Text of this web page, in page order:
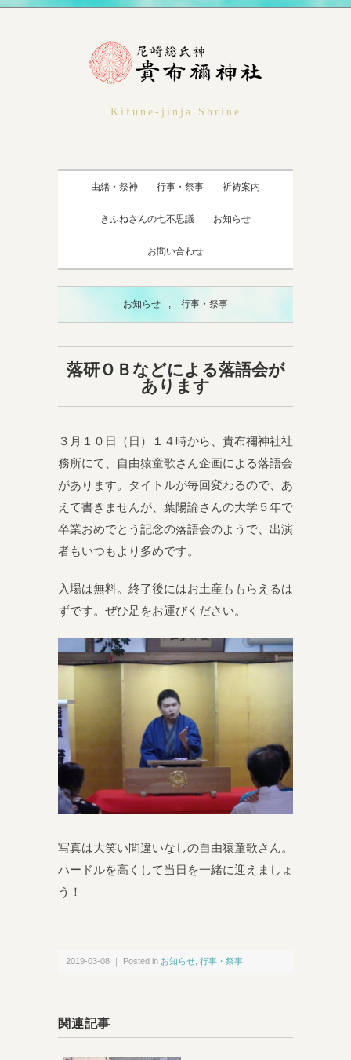
Kifune-jinja Shrine
由緒・祭神 行事・祭事 祈祷案内
きふねさんの七不思議 お知らせ
お問い合わせ
お知らせ , 行事・祭事
落研ＯＢなどによる落語会が
あります
３月１０日（日）１４時から、貴布禰神社社
務所にて、自由猿童歌さん企画による落語会
があります。タイトルが毎回変わるので、あ
えて書きませんが、葉陽論さんの大学５年で
卒業おめでとう記念の落語会のようで、出演
者もいつもより多めです。
入場は無料。終了後にはお土産ももらえるは
ずです。ぜひ足をお運びください。
写真は大笑い間違いなしの自由猿童歌さん。
ハードルを高くして当日を一緒に迎えましょ
う！
2019-03-08 ｜ Posted in お知らせ 行事・祭事
関連記事